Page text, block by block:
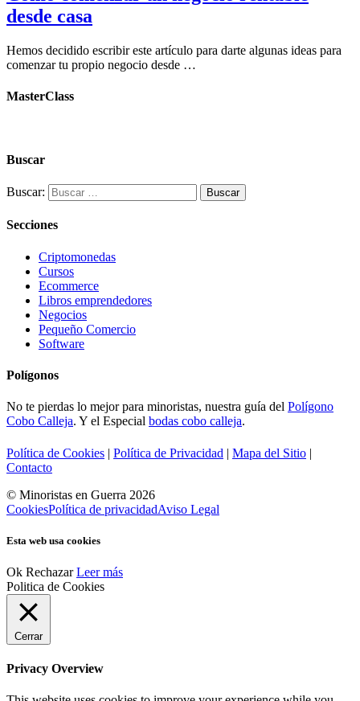
desde casa
Hemos decidido escribir este artículo para darte algunas ideas para
comenzar tu propio negocio desde …
MasterClass
Buscar
Buscar:
Secciones
Criptomonedas
Cursos
Ecommerce
Libros emprendedores
Negocios
Pequeño Comercio
Software
Polígonos
No te pierdas lo mejor para minoristas, nuestra guía del Polígono
Cobo Calleja. Y el Especial bodas cobo calleja.
Política de Cookies | Política de Privacidad | Mapa del Sitio |
Contacto
© Minoristas en Guerra 2026
CookiesPolítica de privacidadAviso Legal
Esta web usa cookies
Ok Rechazar Leer más
Politica de Cookies
Cerrar
Privacy Overview